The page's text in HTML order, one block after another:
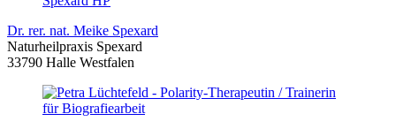
Dr. rer. nat. Meike Spexard
Naturheilpraxis Spexard
33790 Halle Westfalen